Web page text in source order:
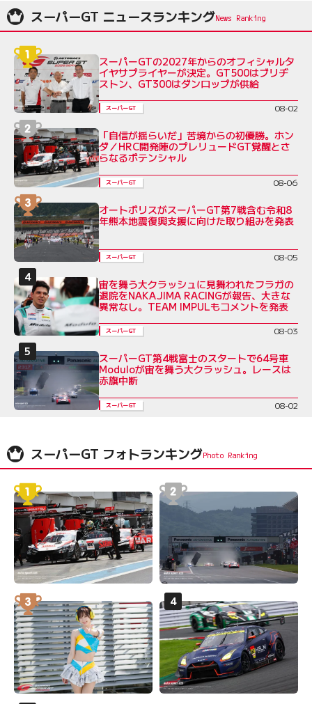
スーパーGT ニュースランキング
スーパーGTの2027年からのオフィシャルタ
イヤサプライヤーが決定。GT500はブリヂ
ストン、GT300はダンロップが供給
スーパーGT 08-02
「自信が揺らいだ」苦境からの初優勝。ホン
ダ／HRC開発陣のプレリュードGT覚醒とさ
らなるポテンシャル
スーパーGT 08-06
オートポリスがスーパーGT第7戦含む令和8
年熊本地震復興支援に向けた取り組みを発表
スーパーGT 08-05
宙を舞う大クラッシュに見舞われたフラガの
退院をNAKAJIMA RACINGが報告、大きな
異常なし。TEAM IMPULもコメントを発表
スーパーGT 08-03
スーパーGT第4戦富士のスタートで64号車
Moduloが宙を舞う大クラッシュ。レースは
赤旗中断
スーパーGT 08-02
スーパーGT フォトランキング